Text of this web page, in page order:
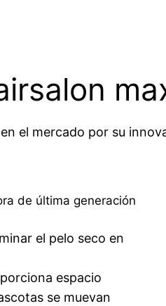
el mercado por su
de última generación
el pelo seco en
espacio
se muevan